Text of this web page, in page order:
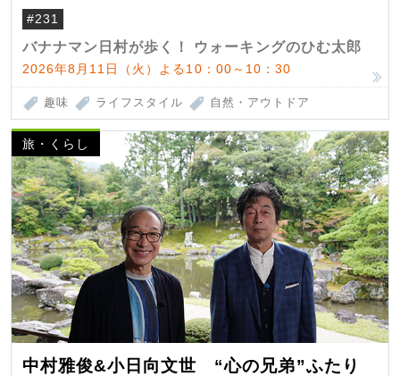
#231
バナナマン日村が歩く！ ウォーキングのひむ太郎
2026年8月11日（火）よる10：00～10：30
趣味 ライフスタイル 自然・アウトドア
旅・くらし
中村雅俊&小日向文世 “心の兄弟”ふたり